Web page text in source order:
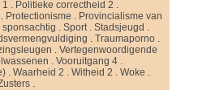
1 . Politieke correctheid 2 .
. Protectionisme . Provincialisme van
sponsachtig .Sport.Stadsjeugd .
.Traumaporno .
.Vertegenwoordigende
.Vooruitgang 4 .
.Waarheid 2 .Witheid 2 .Woke .
.